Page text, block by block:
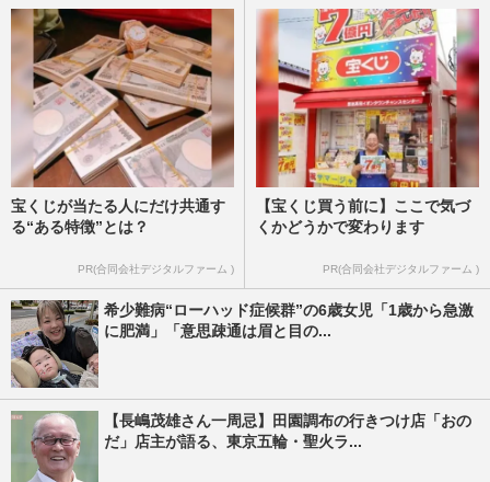
宝くじが当たる人にだけ共通す
る“ある特徴”とは？
PR(合同会社デジタルファーム )
【宝くじ買う前に】ここで気づ
くかどうかで変わります
PR(合同会社デジタルファーム )
希少難病“ローハッド症候群”の6歳女児「1歳から急激
に肥満」「意思疎通は眉と目の...
【長嶋茂雄さん一周忌】田園調布の行きつけ店「おの
だ」店主が語る、東京五輪・聖火ラ...